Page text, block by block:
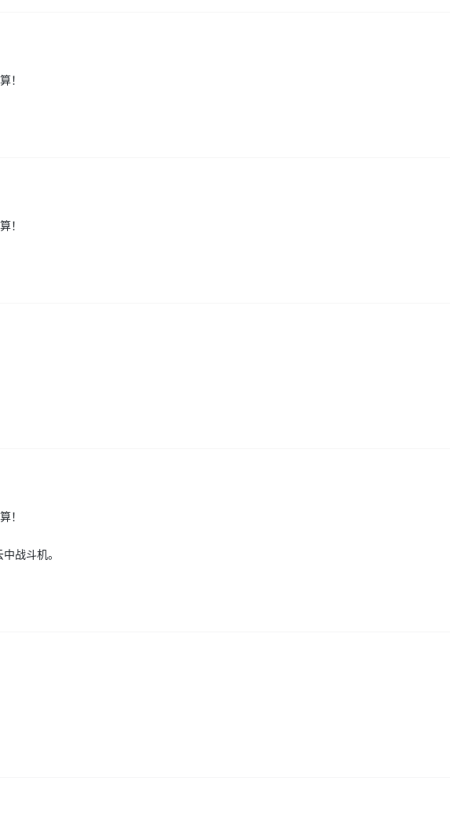
），倒数第2个、第7个尾数为16的楼层奖励礼券50元。
器！
！
！
！
战斗机。